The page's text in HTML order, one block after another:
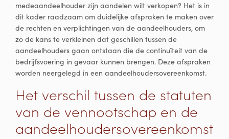
medeaandeelhouder zijn aandelen wilt verkopen? Het is in
dit kader raadzaam om duidelijke afspraken te maken over
de rechten en verplichtingen van de aandeelhouders, om
zo de kans te verkleinen dat geschillen tussen de
aandeelhouders gaan ontstaan die de continuïteit van de
bedrijfsvoering in gevaar kunnen brengen. Deze afspraken
worden neergelegd in een aandeelhoudersovereenkomst.
Het verschil tussen de statuten
van de vennootschap en de
aandeelhoudersovereenkomst